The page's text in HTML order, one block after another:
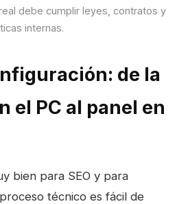
debe cumplir leyes, contratos y
internas.
de la
el PC al panel en
bien para SEO y para
técnico es fácil de